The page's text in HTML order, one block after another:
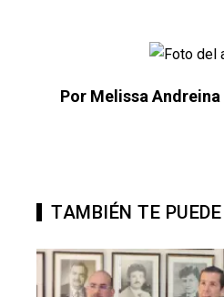
Por Melissa
TAMBIÉN TE